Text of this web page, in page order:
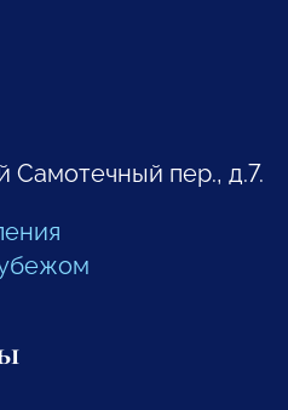
Самотечный пер., д.7.